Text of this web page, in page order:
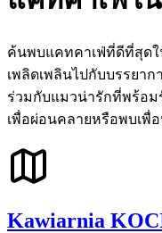
ค้นพบแคทคาเฟ่ที่ดีที่สุดใ
เพลิดเพลินไปกับบรรยา
ร่วมกับแมวน่ารักที่พร้อ
เพื่อผ่อนคลายหรือพบเ
Kawiarnia